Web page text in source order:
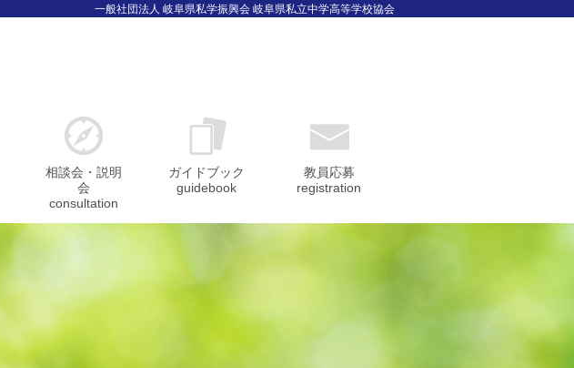
一般社団法人 岐阜県私学振興会 岐阜県私立中学高等学校協会
相談会・説明
会
consultation
ガイドブック
guidebook
教員応募
registration